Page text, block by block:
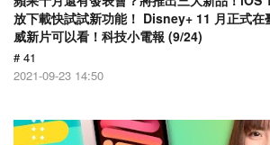
放下載快試試新功能！ Disney+ 11 月正式在
威新片可以看！科技小電報 (9/24)
# 41
2021-09-23 14:50